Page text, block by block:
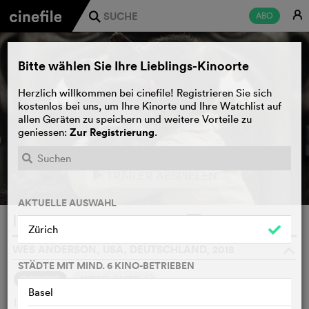
ABO E
j
TRAILER ABSPIELEN
Isle of Dogs
SYNOPSIS ANDERE SAGEN 2
Der Bürgermeister der fiktiven japanischen Stadt Megasaki
Bitte wählen Sie Ihre Lieblings-Kinoorte
Herzlich willkommen bei cinefile! Registrieren Sie sich
kostenlos bei uns, um Ihre Kinorte und Ihre Watchlist auf
allen Geräten zu speichern und weitere Vorteile zu
geniessen: Zur Registrierung.
AKTUELLE AUSWAHL
Zürich
STÄDTE MIT MIND. 6 KINO-BETRIEBEN
Basel